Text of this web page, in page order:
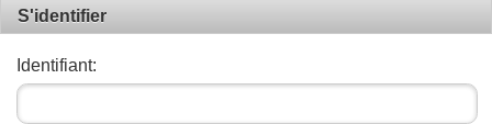
S'identifier
Identifiant: